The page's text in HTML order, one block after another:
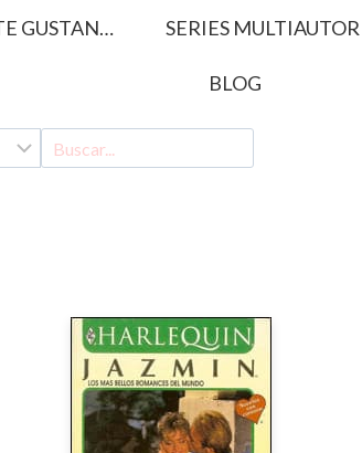
GUSTAN… SERIES MULTIAUTOR
BLOG